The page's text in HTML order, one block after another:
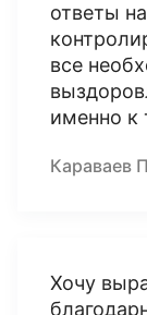
ответы
все
именно к
Караваев
Хочу